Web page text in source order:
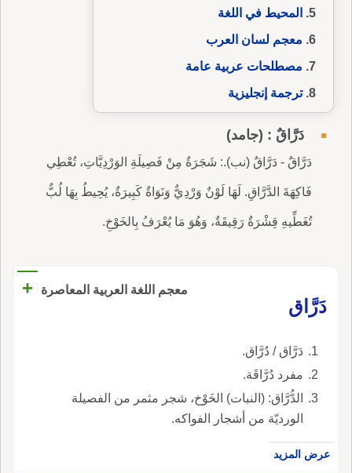
المحيط في اللغة
معجم لسان العرب
مصطلحات عربية عامة
ترجمة إنجليزية
دَرَّاقٌ : (جامد)
دَرَّاقٌ - دَرَّاقٌ (نب).: شَجَرَةٌ مِنْ فَصِيلَةِ الوَرْدِيَّاتِ، تُعْطِي
فَاكِهَةَ الدَّرَّاقِ. لَهَا لَوْنٌ وَرْدِيٌّ وَنَوَاةٌ كَبِيرَةٌ، يُحِيطُ بِهَا لُبٌّ
تُغَطِّيهِ قِشْرَةٌ رَقِيقَةٌ، وَهُوَ مَا يُعْرَفُ بِالخَوْخِ.
معجم اللغة العربية المعاصرة
+
دَرَّاق
دَرَّاق / دُرَّاق.
مفرد دُرَّاقَة.
الدُّرَّاق: (النبات) الخَوْخ، شجر مثمر من الفصيلة
الورديّة من أشجار الفواكه.
عرض المزيد